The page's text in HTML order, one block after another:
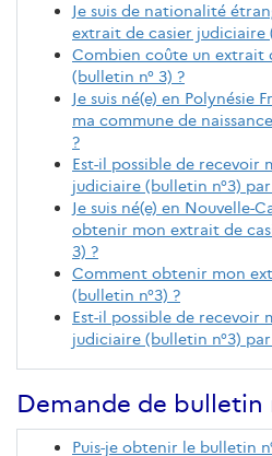
Je suis de nationalité
extrait de casier judiciaire
Combien coûte un extrait
(bulletin n° 3) ?
Je suis né(e) en Polynésie
ma commune de
?
Est-il possible de recevoir
judiciaire (bulletin n°3)
Je suis né(e) en Nouvelle-
obtenir mon extrait de
3) ?
Comment obtenir mon
(bulletin n°3) ?
Est-il possible de recevoir
judiciaire (bulletin n°3)
Demande de bulletin
Puis-je obtenir le bulletin